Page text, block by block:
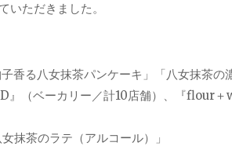
いただきました。
る八女抹茶パンケーキ」「八女抹茶の
（ベーカリー／計10店舗）、『flour
抹茶のラテ（アルコール）」